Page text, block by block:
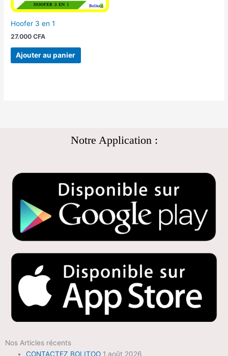
Hoofer 3 en 1
27.000CFA
Ajouter au panier
Notre Application :
Nos Articles récents
CONTACTEZ BOLITOO 1 août 2026